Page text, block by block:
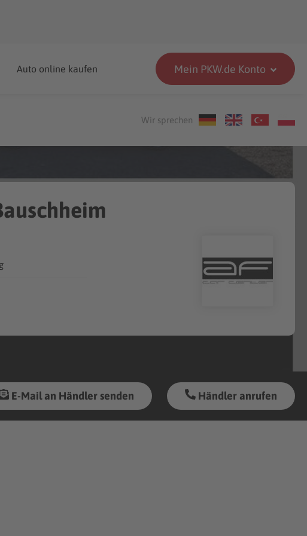
Auto online kaufen Mein PKW.de Konto
Wir sprechen
E-Mail an Händler senden Händler anrufen